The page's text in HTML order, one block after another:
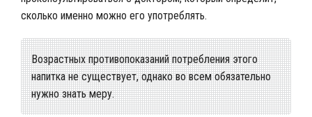
сколько именно можно его употреблять.
Возрастных противопоказаний потребления этого
напитка не существует, однако во всем обязательно
нужно знать меру.